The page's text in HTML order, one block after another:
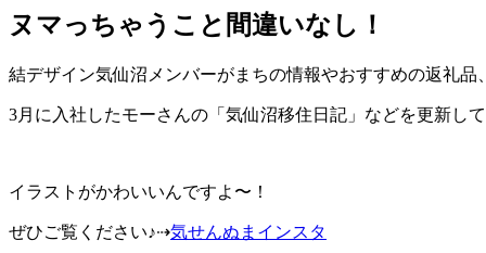
ヌマっちゃうこと間違いなし！
結デザイン気仙沼メンバーがまちの情報やおすすめの返礼品、
3月に入社したモーさんの「気仙沼移住日記」などを更新して
イラストがかわいいんですよ〜！
ぜひご覧ください♪⇢気せんぬまインスタ